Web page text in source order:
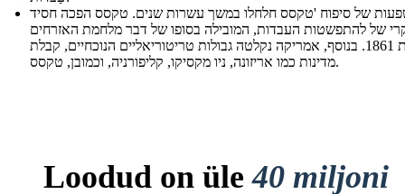
של סיפוח 'טקסס חלחלו במשך עשרות שנים. טקסס הפכה חסיד
של להתפשטות העבדות, המובילה בסופו של דבר מלחמת האזרחים
בשנת 1861. בנוסף, אמריקה נקלטה גבולות טריטוריאליים הנוכחיים, קבלת
מדינות כמו אריזונה, ניו מקסיקו, קליפורניה, וכמובן, טקסס.
Loodud on üle40 miljoni